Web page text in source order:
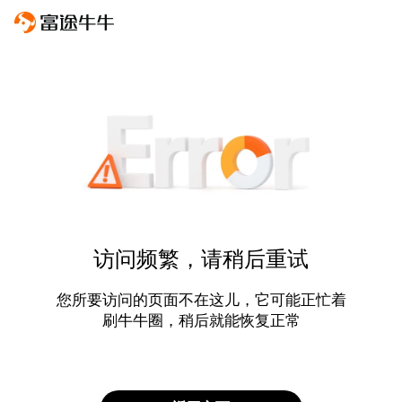
访问频繁，请稍后重试
您所要访问的页面不在这儿，它可能正忙着
刷牛牛圈，稍后就能恢复正常